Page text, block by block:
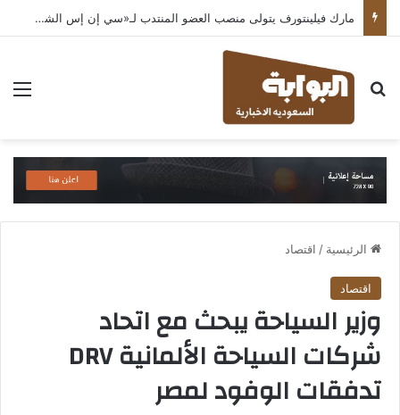
مارك فيلينتورف يتولى منصب العضو المنتدب لـ«سي إن إس الشرق الأوسط» ويشرف على شركات قطاع التكنولوجيا ضمن مجموعة غباش
بحث عن
الرئيسية / اقتصاد
اقتصاد
وزير السياحة يبحث مع اتحاد
شركات السياحة الألمانية DRV
تدفقات الوفود لمصر